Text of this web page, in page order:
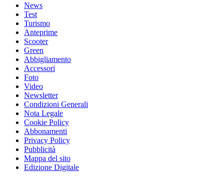
News
Test
Turismo
Anteprime
Scooter
Green
Abbigliamento
Accessori
Foto
Video
Newsletter
Condizioni Generali
Nota Legale
Cookie Policy
Abbonamenti
Privacy Policy
Pubblicità
Mappa del sito
Edizione Digitale